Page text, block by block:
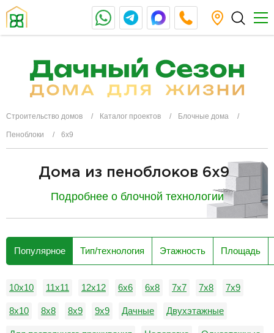
Строительство домов Каталог проектов Блочные дома
Пеноблоки 6х9
Дома из пеноблоков 6x9
Подробнее о блочной технологии
Популярное Тип/технология Этажность Площадь
10х10 11х11 12х12 6х6 6х8 7х7 7х8 7х9
8х10 8х8 8х9 9х9 Дачные Двухэтажные